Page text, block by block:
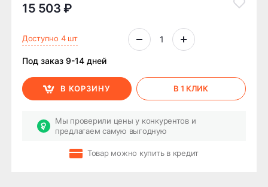
15 503 ₽
Доступно 4 шт
Под заказ 9-14 дней
В КОРЗИНУ В 1 КЛИК
Мы проверили цены у конкурентов и
предлагаем самую выгодную
Товар можно купить в кредит